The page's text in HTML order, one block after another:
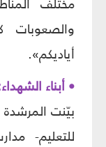
مختلف
أياديكم».
• أبناء
بيّنت
للتعليم-